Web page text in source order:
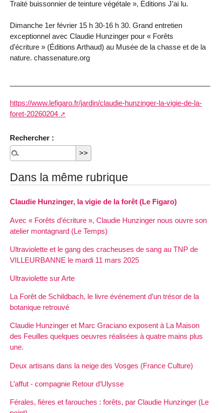
Traité buissonnier de teinture végétale », Éditions J’ai lu.
Dimanche 1er février 15 h 30-16 h 30. Grand entretien
exceptionnel avec Claudie Hunzinger pour « Forêts
d’écriture » (Éditions Arthaud) au Musée de la chasse et de la
nature. chassenature.org
https://www.lefigaro.fr/jardin/claudie-hunzinger-la-vigie-de-la-
foret-20260204
Rechercher :
Dans la même rubrique
Claudie Hunzinger, la vigie de la forêt (Le Figaro)
Avec « Forêts d’écriture », Claudie Hunzinger nous ouvre son
atelier montagnard (Le Temps)
Ultraviolette et le gang des cracheuses de sang au TNP de
VILLEURBANNE le mardi 11 mars 2025
Ultraviolette sur Arte
La Forêt de Schildbach, le livre événement d’un trésor de la
botanique retrouvé
Claudie Hunzinger et Marc Graciano exposent à La Maison
des Feuilles quelques oeuvres réalisées à quatre mains plus
une.
Deux artisans dans la neige des Vosges (France Culture)
L’affut - compagnie Retour d’Ulysse
Férales, fières et farouches : forêts, par Claudie Hunzinger (Le